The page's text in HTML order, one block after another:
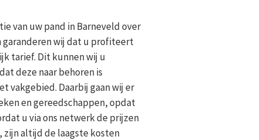
van uw pand in Barneveld over
garanderen wij dat u profiteert
tarief. Dit kunnen wij u
deze naar behoren is
vakgebied. Daarbij gaan wij er
en gereedschappen, opdat
u via ons netwerk de prijzen
altijd de laagste kosten